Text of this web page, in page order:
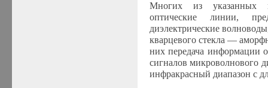
Многих из указанных
оптические линии,
диэлектрические
кварцевого стекла —
них передача информации
сигналов микроволнового
инфракрасный диапазон с